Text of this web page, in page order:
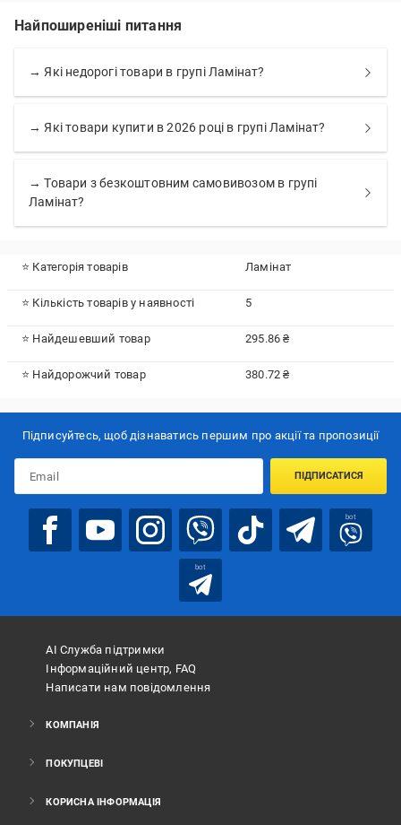
Найпоширеніші питання
→ Які недорогі товари в групі Ламінат?
→ Які товари купити в 2026 році в групі Ламінат?
→ Товари з безкоштовним самовивозом в групі
Ламінат?
⭐ Категорія товарів Ламінат
⭐ Кількість товарів у наявності 5
⭐ Найдешевший товар 295.86 ₴
⭐ Найдорожчий товар 380.72 ₴
Підписуйтесь, щоб дізнаватись першим про акції та пропозиції
ПІДПИСАТИСЯ
bot
bot
АІ Служба підтримки
Інформаційний центр, FAQ
Написати нам повідомлення
КОМПАНІЯ
ПОКУПЦЕВІ
КОРИСНА ІНФОРМАЦІЯ